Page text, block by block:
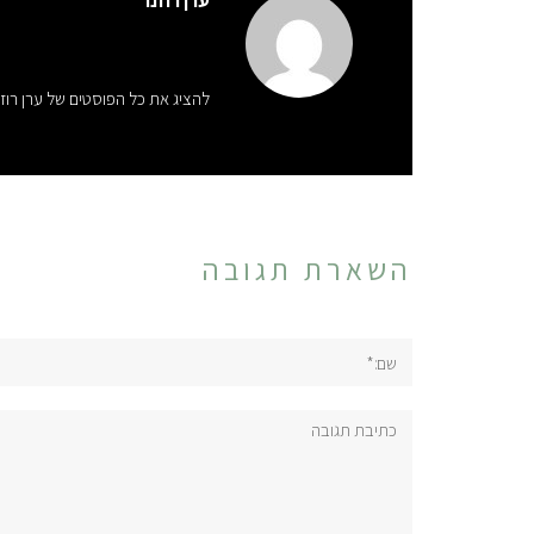
להציג את כל הפוסטים של ערן
השארת תגובה